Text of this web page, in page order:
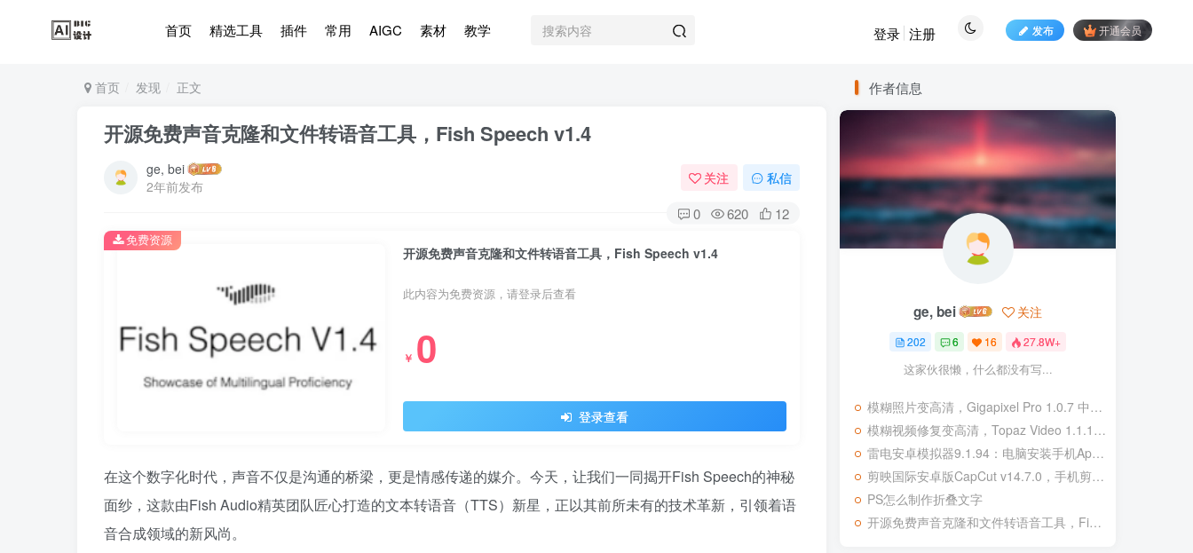
首页 精选工具 插件 常用 AIGC 素材 教学 发布 开通会员
登录 注册
首页 发现 正文
开源免费声音克隆和文件转语音工具，Fish Speech v1.4
ge, bei
2年前发布
关注 私信
0 620 12
开源免费声音克隆和文件转语音工具，Fish Speech v1.4
此内容为免费资源，请登录后查看
￥ 0
登录查看
免费资源
在这个数字化时代，声音不仅是沟通的桥梁，更是情感传递的媒介。今天，让我们一同揭开Fish Speech的神秘
面纱，这款由Fish Audio精英团队匠心打造的文本转语音（TTS）新星，正以其前所未有的技术革新，引领着语
音合成领域的新风尚。
作者信息
ge, bei 关注
202 6 16 27.8W+
这家伙很懒，什么都没有写...
模糊照片变高清，Gigapixel Pro 1.0.7 中文专业版，真正可用
模糊视频修复变高清，Topaz Video 1.1.1 汉化版 集成OFX插件
雷电安卓模拟器9.1.94：电脑安装手机App，绿色纯净版，
剪映国际安卓版CapCut v14.7.0，手机剪辑真正有了专业味道
PS怎么制作折叠文字
开源免费声音克隆和文件转语音工具，Fish Speech v1.4！